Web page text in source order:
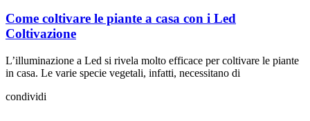
Come coltivare le piante a casa con i Led
Coltivazione
L’illuminazione a Led si rivela molto efficace per coltivare le piante
in casa. Le varie specie vegetali, infatti, necessitano di
condividi